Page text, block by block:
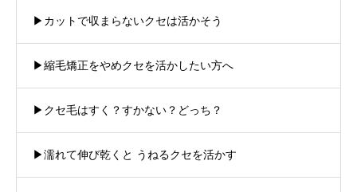
▶︎カットで収まらないクセは活かそう
▶︎縮毛矯正をやめクセを活かしたい方へ
▶︎クセ毛はすく？すかない？どっち？
▶︎濡れて伸び乾くと うねるクセを活かす